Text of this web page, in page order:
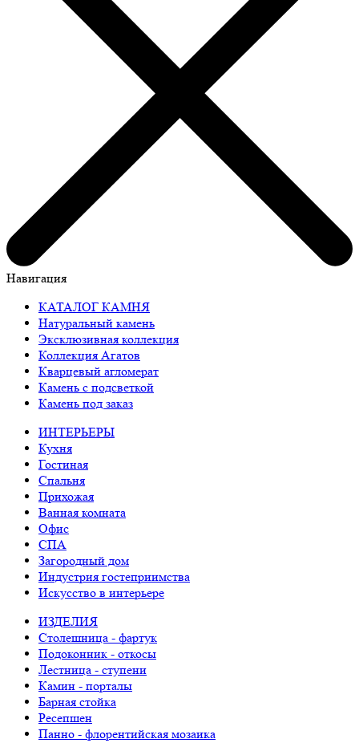
Навигация
КАТАЛОГ КАМНЯ
Натуральный камень
Эксклюзивная коллекция
Коллекция Агатов
Кварцевый агломерат
Камень с подсветкой
Камень под заказ
ИНТЕРЬЕРЫ
Кухня
Гостиная
Спальня
Прихожая
Ванная комната
Офис
СПА
Загородный дом
Индустрия гостеприимства
Искусство в интерьере
ИЗДЕЛИЯ
Столешница - фартук
Подоконник - откосы
Лестница - ступени
Камин - порталы
Барная стойка
Ресепшен
Панно - флорентийская мозаика